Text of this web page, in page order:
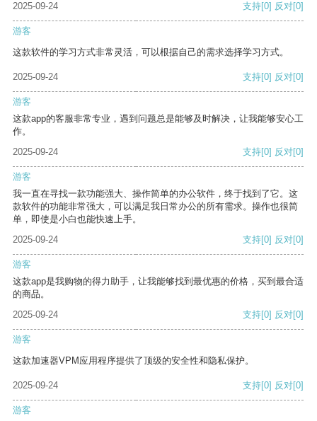
2025-09-24 支持[0] 反对[0]
游客
这款软件的学习方式非常灵活，可以根据自己的需求选择学习方式。
2025-09-24 支持[0] 反对[0]
游客
这款app的客服非常专业，遇到问题总是能够及时解决，让我能够安心工
作。
2025-09-24
支持[0] 反对[0]
游客
我一直在寻找一款功能强大、操作简单的办公软件，终于找到了它。这
款软件的功能非常强大，可以满足我日常办公的所有需求。操作也很简
单，即使是小白也能快速上手。
2025-09-24
支持[0] 反对[0]
游客
这款app是我购物的得力助手，让我能够找到最优惠的价格，买到最合适
的商品。
2025-09-24
支持[0] 反对[0]
游客
这款加速器VPM应用程序提供了顶级的安全性和隐私保护。
2025-09-24 支持[0] 反对[0]
游客